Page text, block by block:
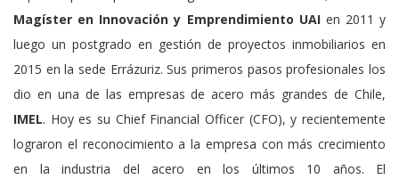
Magíster en Innovación y Emprendimiento UAIen 2011 y
luego un postgrado en gestión de proyectos inmobiliarios en
2015 en la sede Errázuriz. Sus primeros pasos profesionales los
dio en una de las empresas de acero más grandes de Chile,
IMEL. Hoy es su Chief Financial Officer (CFO), y recientemente
lograron el reconocimiento a la empresa con más crecimiento
en la industria del acero en los últimos 10 años. El